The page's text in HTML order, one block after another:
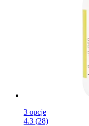
3 opcje
4.3 (28)